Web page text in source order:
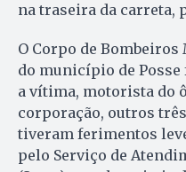
na traseira da carreta,
O Corpo de Bombeiros
do município de
a vítima, motorista do
corporação, outros
tiveram ferimentos
pelo Serviço de